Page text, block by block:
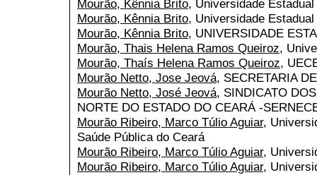
Mourão, Kênnia Brito, Universidade
Mourão, Kênnia Brito, Universidade
Mourão, Kênnia Brito, UNIVERSIDADE
Mourão, Thais Helena Ramos Queiroz,
Mourão, Thaís Helena Ramos Queiroz,
Mourão Netto, Jose Jeová, SECRETARIA
Mourão Netto, José Jeová, SINDICATO
NORTE DO ESTADO DO CEARÁ -
Mourão Ribeiro, Marco Túlio Aguiar,
Saúde Pública do Ceará
Mourão Ribeiro, Marco Túlio Aguiar,
Mourão Ribeiro, Marco Túlio Aguiar,